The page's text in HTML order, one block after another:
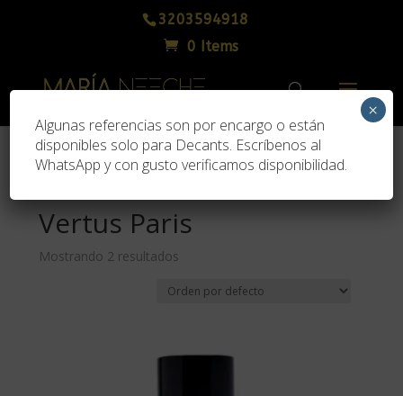
3203594918
0 Items
Vertus Paris
Mostrando 2 resultados
Algunas referencias son por encargo o están
disponibles solo para Decants. Escríbenos al
WhatsApp y con gusto verificamos disponibilidad.
×